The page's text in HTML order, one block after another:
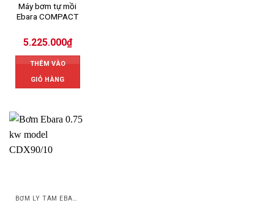
Máy bơm tự mồi
Ebara COMPACT
5.225.000₫
THÊM VÀO
GIỎ HÀNG
BƠM LY TÂM EBARA